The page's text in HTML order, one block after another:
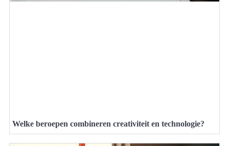
Welke beroepen combineren creativiteit en technologie?